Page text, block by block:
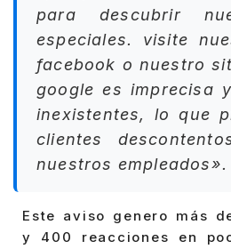
para descubrir
especiales. visite
facebook o nuestro
google es imprecisa
inexistentes, lo que
clientes
nuestros empleados».
Este aviso genero más
y 400 reacciones en